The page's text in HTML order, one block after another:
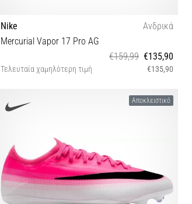
Nike
Ανδρικά
Mercurial Vapor 17 Pro AG
€159,99 €135,90
Τελευταία χαμηλότερη τιμή €135,90
Αποκλειστικό